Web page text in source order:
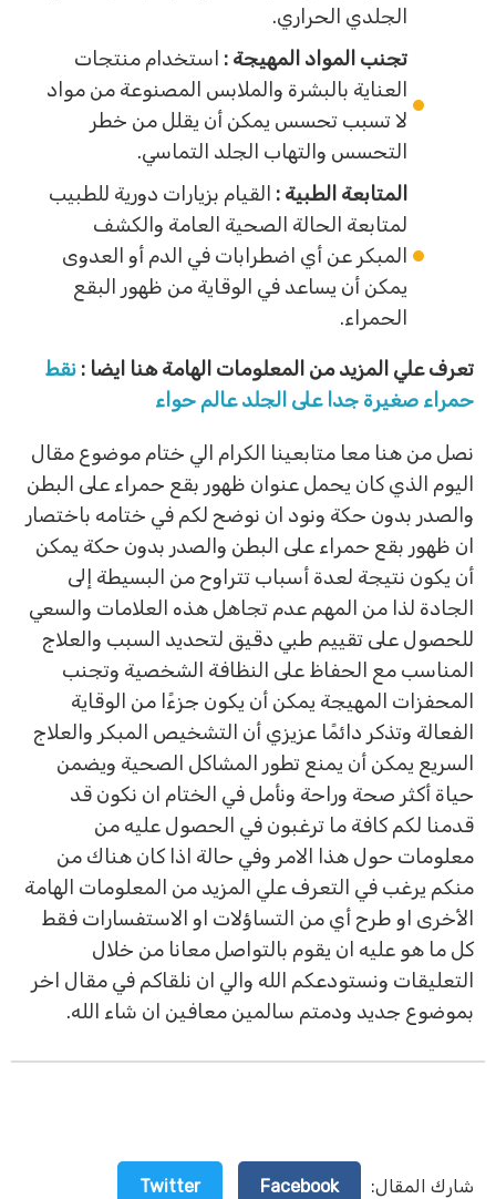
الجلدي الحراري.
تجنب المواد المهيجة : استخدام منتجات
العناية بالبشرة والملابس المصنوعة من مواد
لا تسبب تحسس يمكن أن يقلل من خطر
التحسس والتهاب الجلد التماسي.
المتابعة الطبية : القيام بزيارات دورية للطبيب
لمتابعة الحالة الصحية العامة والكشف
المبكر عن أي اضطرابات في الدم أو العدوى
يمكن أن يساعد في الوقاية من ظهور البقع
الحمراء.
تعرف علي المزيد من المعلومات الهامة هنا ايضا : نقط
حمراء صغيرة جدا على الجلد عالم حواء
نصل من هنا معا متابعينا الكرام الي ختام موضوع مقال
اليوم الذي كان يحمل عنوان ظهور بقع حمراء على البطن
والصدر بدون حكة ونود ان نوضح لكم في ختامه باختصار
ان ظهور بقع حمراء على البطن والصدر بدون حكة يمكن
أن يكون نتيجة لعدة أسباب تتراوح من البسيطة إلى
الجادة لذا من المهم عدم تجاهل هذه العلامات والسعي
للحصول على تقييم طبي دقيق لتحديد السبب والعلاج
المناسب مع الحفاظ على النظافة الشخصية وتجنب
المحفزات المهيجة يمكن أن يكون جزءًا من الوقاية
الفعالة وتذكر دائمًا عزيزي أن التشخيص المبكر والعلاج
السريع يمكن أن يمنع تطور المشاكل الصحية ويضمن
حياة أكثر صحة وراحة ونأمل في الختام ان نكون قد
قدمنا لكم كافة ما ترغبون في الحصول عليه من
معلومات حول هذا الامر وفي حالة اذا كان هناك من
منكم يرغب في التعرف علي المزيد من المعلومات الهامة
الأخرى او طرح أي من التساؤلات او الاستفسارات فقط
كل ما هو عليه ان يقوم بالتواصل معانا من خلال
التعليقات ونستودعكم الله والي ان نلقاكم في مقال اخر
بموضوع جديد ودمتم سالمين معافين ان شاء الله.
شارك المقال: Facebook
Twitter